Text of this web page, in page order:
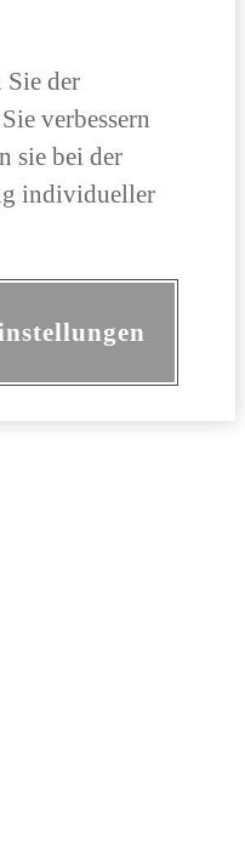
der
verbessern
sie bei der
individueller